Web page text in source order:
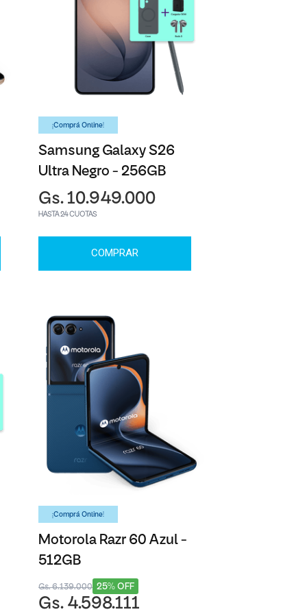
¡Comprá Online!
Samsung Galaxy S26
Ultra Negro - 256GB
Gs. 10.949.000
HASTA 24 CUOTAS
COMPRAR
¡Comprá Online!
Motorola Razr 60 Azul -
512GB
25% OFF
Gs. 6.139.000
Gs. 4.598.111